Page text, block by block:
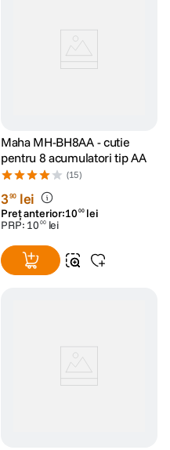
Maha MH-BH8AA - cutie
pentru 8 acumulatori tip AA
(15)
390 lei
Preț anterior:10 00 lei
PRP: 10 00 lei